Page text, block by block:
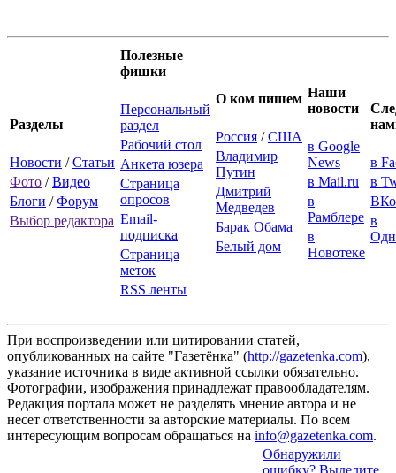
Разделы
Новости /Статьи
Фото /Видео
Блоги /Форум
Выбор редактора
Полезные
фишки
Персональный
раздел
Рабочий стол
Анкета юзера
Страница
опросов
Email-
подписка
Страница
меток
RSS ленты
О ком пишем
Россия /США
Владимир
Путин
Дмитрий
Медведев
Барак Обама
Белый дом
Наши
новости
в Google
News
в Mail.ru
в
Рамблере
в
Новотеке
в
в
в
При воспроизведении или цитировании статей,
опубликованных на сайте "Газетёнка" (http://gazetenka.com),
указание источника в виде активной ссылки обязательно.
Фотографии, изображения принадлежат правообладателям.
Редакция портала может не разделять мнение автора и не
несет ответственности за авторские материалы. По всем
интересующим вопросам обращаться на info@gazetenka.com.
Обнаружили